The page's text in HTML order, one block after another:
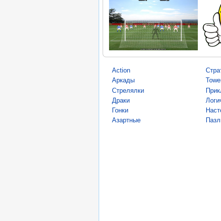
Action
Аркады
Стрелялки
Драки
Гонки
Азартные